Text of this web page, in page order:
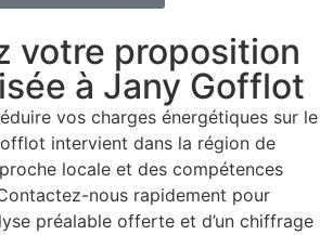
votre proposition
à Jany Gofflot
vos charges énergétiques sur le
intervient dans la région de
locale et des compétences
nous rapidement pour
préalable offerte et d’un chiffrage